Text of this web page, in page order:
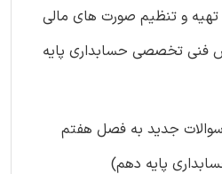
و تنظیم صورت های مالی
فنی تخصصی حسابداری پایه
شدن سوالات جدید به فصل هفتم
پایه دهم)